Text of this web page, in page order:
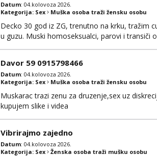
Datum: 04.kolovoza 2026.
Kategorija: Sex Muška osoba traži žensku osobu
Decko 30 god iz ZG, trenutno na krku, tražim
u guzu. Muski homoseksualci, parovi i transiči
Davor 59 0915798466
Datum: 04.kolovoza 2026.
Kategorija: Sex Muška osoba traži žensku osobu
Muskarac trazi zenu za druzenje,sex uz
kupujem slike i videa
Vibrirajmo zajedno
Datum: 04.kolovoza 2026.
Kategorija: Sex Ženska osoba traži mušku osobu